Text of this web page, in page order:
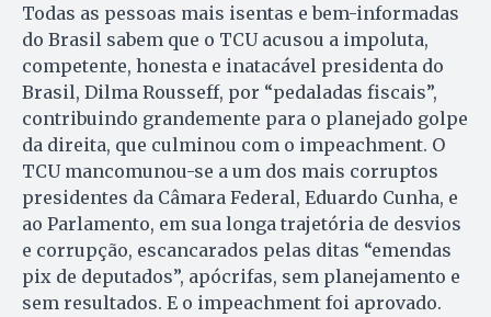
Todas as pessoas mais isentas e bem-informadas
do Brasil sabem que o TCU acusou a impoluta,
competente, honesta e inatacável presidenta do
Brasil, Dilma Rousseff, por “pedaladas fiscais”,
contribuindo grandemente para o planejado golpe
da direita, que culminou com o impeachment. O
TCU mancomunou-se a um dos mais corruptos
presidentes da Câmara Federal, Eduardo Cunha, e
ao Parlamento, em sua longa trajetória de desvios
e corrupção, escancarados pelas ditas “emendas
pix de deputados”, apócrifas, sem planejamento e
sem resultados. E o impeachment foi aprovado.